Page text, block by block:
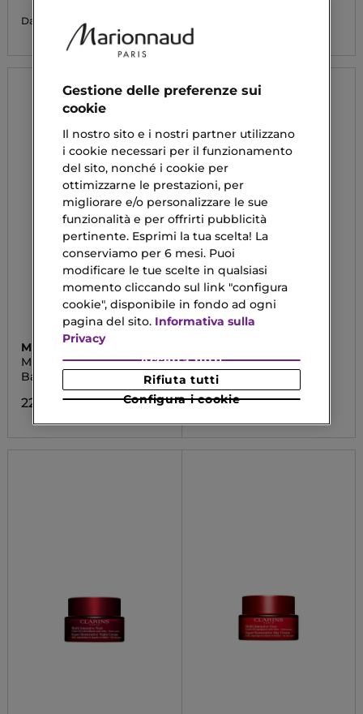
Da 124,50 €
MULAC
MU-BYE
Balsamo Struccante
22,32 €
LES INFUSIONS ROSE
EAU DE PARFUM
132,23 €
Gestione delle preferenze sui
cookie
Il nostro sito e i nostri partner utilizzano
i cookie necessari per il funzionamento
del sito, nonché i cookie per
ottimizzarne le prestazioni, per
migliorare e/o personalizzare le sue
funzionalità e per offrirti pubblicità
pertinente. Esprimi la tua scelta! La
conserviamo per 6 mesi. Puoi
modificare le tue scelte in qualsiasi
momento cliccando sul link "configura
cookie", disponibile in fondo ad ogni
pagina del sito. Informativa sulla
Privacy
Configura i cookie
Rifiuta tutti
Accetta tutti